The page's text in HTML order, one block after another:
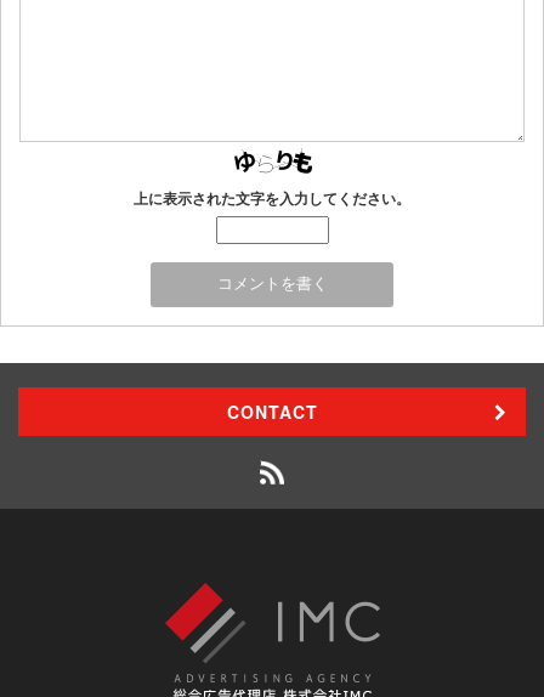
上に表示された文字を入力してください。
CONTACT